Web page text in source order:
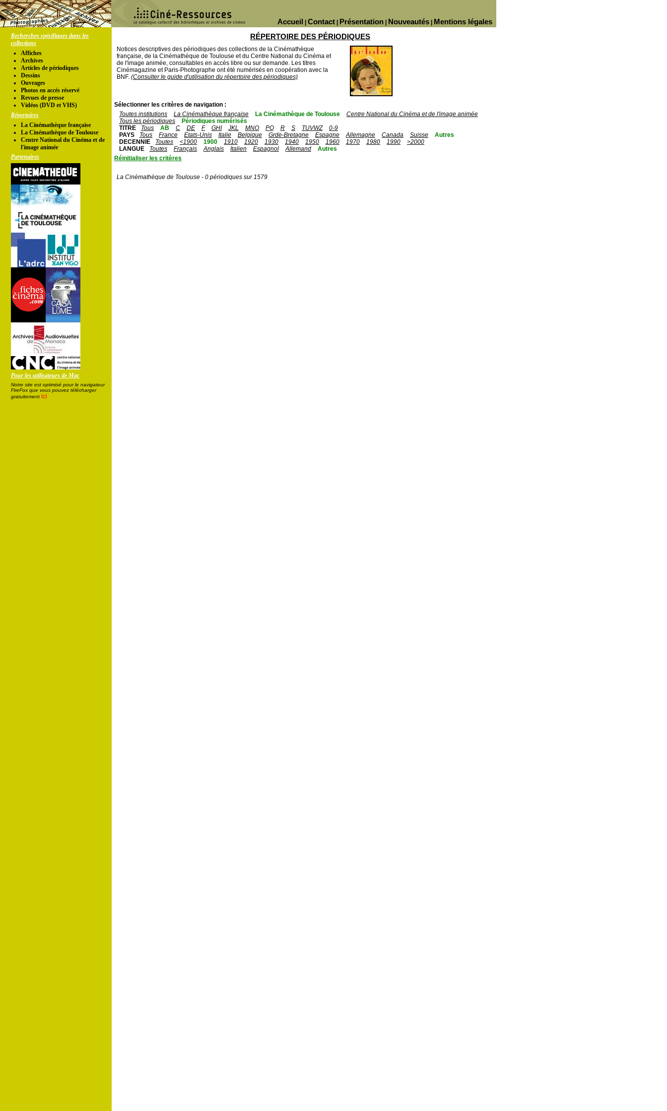
Mentions légales
Nouveautés
Présentation
Contact
Accueil
Recherches spécifiques dans les
collections
Affiches
Archives
Articles de périodiques
Dessins
Ouvrages
Photos en accés réservé
Revues de presse
Vidéos (DVD et VHS)
Répertoires
La Cinémathèque française
La Cinémathèque de Toulouse
Centre National du Cinéma et de
l'image animée
Partenaires
Pour les utilisateurs de Mac
Notre site est optimisé pour le navigateur
FireFox que vous pouvez télécharger
gratuitement ici
RÉPERTOIRE DES PÉRIODIQUES
Notices descriptives des périodiques des collections de la Cinémathèque
française, de la Cinémathèque de Toulouse et du Centre National du Cinéma et
de l'image animée, consultables en accès libre ou sur demande. Les titres
Cinémagazine et Paris-Photographe ont été numérisés en coopération avec la
BNF. (Consulter le guide d'utilisation du répertoire des périodiques)
Sélectionner les critères de navigation :
Toutes institutions
La Cinémathèque française La Cinémathèque de Toulouse
Centre National du Cinéma et de l'image animée
Tous les périodiques
Périodiques numérisés
TITRE
Tous AB C DE F GHI JKL MNO PQ R S TUVWZ
0-9
PAYS
Tous France Etats-Unis Italie Belgique Grde-Bretagne Espagne Allemagne Canada Suisse
Autres
DECENNIE
Toutes <1900 1900 1910 1920 1930 1940 1950 1960 1970 1980 1990
>2000
LANGUE
Toutes Français Anglais Italien Espagnol Allemand
Autres
Réinitialiser les critères
La Cinémathèque de Toulouse - 0 périodiques sur 1579